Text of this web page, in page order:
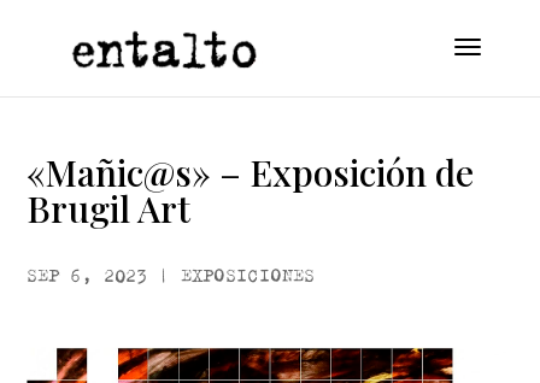
«Mañic@s» – Exposición de
Brugil Art
SEP 6, 2023 |EXPOSICIONES